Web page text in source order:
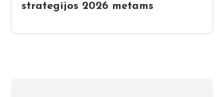
strategijos 2026 metams